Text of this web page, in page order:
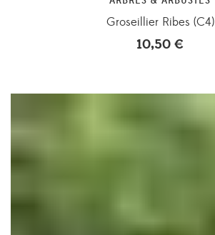
Groseillier Ribes (C4)
10,50 €